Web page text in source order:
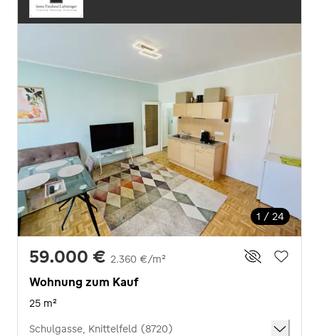
1 / 24
59.000 € 2.360 €/m²
Wohnung zum Kauf
25 m²
Schulgasse, Knittelfeld (8720)